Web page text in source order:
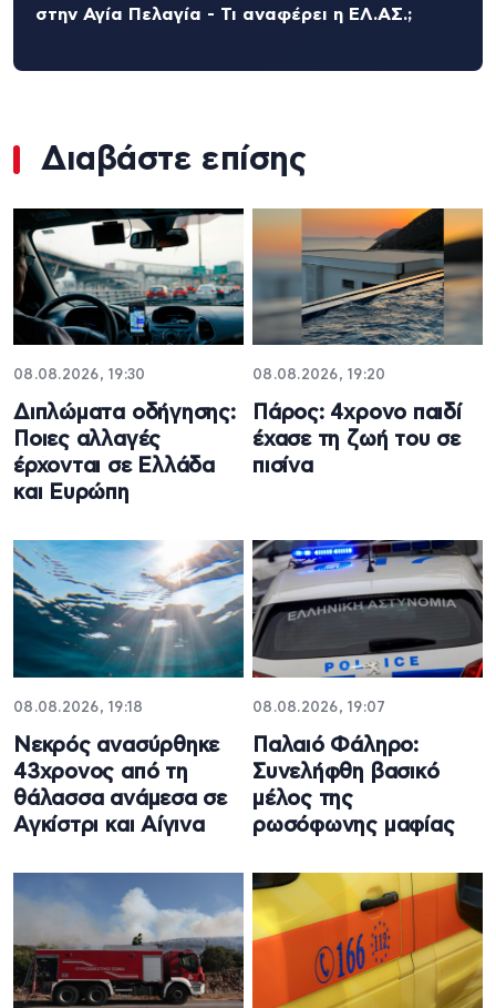
στην Αγία Πελαγία - Τι αναφέρει η ΕΛ.ΑΣ.;
Διαβάστε επίσης
08.08.2026, 19:30
Διπλώματα οδήγησης:
Ποιες αλλαγές
έρχονται σε Ελλάδα
και Ευρώπη
08.08.2026, 19:20
Πάρος: 4χρονο παιδί
έχασε τη ζωή του σε
πισίνα
08.08.2026, 19:18
Νεκρός ανασύρθηκε
43χρονος από τη
θάλασσα ανάμεσα σε
Αγκίστρι και Αίγινα
08.08.2026, 19:07
Παλαιό Φάληρο:
Συνελήφθη βασικό
μέλος της
ρωσόφωνης μαφίας